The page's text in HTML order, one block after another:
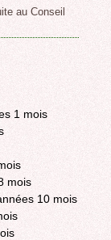
au Conseil
1 mois
mois
10 mois